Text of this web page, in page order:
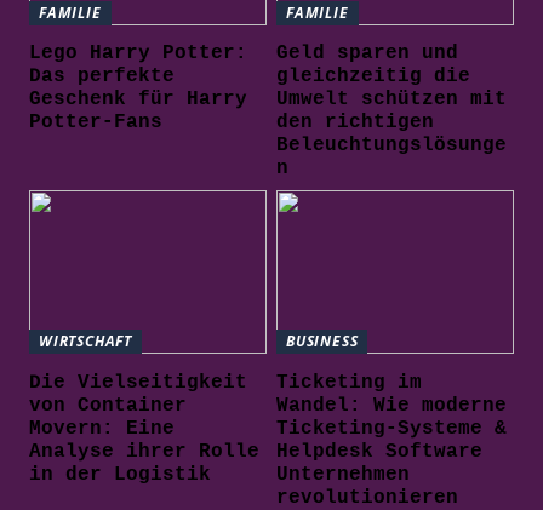
FAMILIE
Lego Harry Potter:
Das perfekte
Geschenk für Harry
Potter-Fans
FAMILIE
Geld sparen und
gleichzeitig die
Umwelt schützen mit
den richtigen
Beleuchtungslösunge
n
WIRTSCHAFT
Die Vielseitigkeit
von Container
Movern: Eine
Analyse ihrer Rolle
in der Logistik
BUSINESS
Ticketing im
Wandel: Wie moderne
Ticketing-Systeme &
Helpdesk Software
Unternehmen
revolutionieren